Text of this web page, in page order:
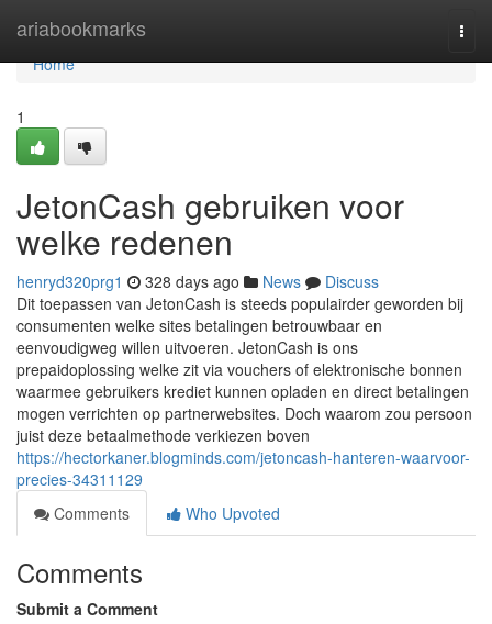
ariabookmarks
Home
Home
1
JetonCash gebruiken voor
welke redenen
henryd320prg1 328 days ago News
Discuss
Dit toepassen van JetonCash is steeds populairder geworden bij
consumenten welke sites betalingen betrouwbaar en
eenvoudigweg willen uitvoeren. JetonCash is ons
prepaidoplossing welke zit via vouchers of elektronische bonnen
waarmee gebruikers krediet kunnen opladen en direct betalingen
mogen verrichten op partnerwebsites. Doch waarom zou persoon
juist deze betaalmethode verkiezen boven
https://hectorkaner.blogminds.com/jetoncash-hanteren-waarvoor-
precies-34311129
Comments
Who Upvoted
Comments
Submit a Comment